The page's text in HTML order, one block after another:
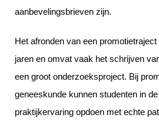
aanbevelingsbrieven zijn.
Het afronden van een
jaren en omvat vaak het schrijven
een groot onderzoeksproject. Bij
geneeskunde kunnen studenten in
praktijkervaring opdoen met echte